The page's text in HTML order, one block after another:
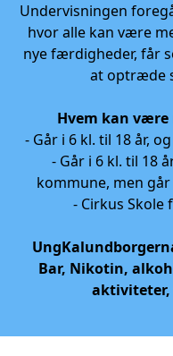
Undervisningen
hvor alle kan være
nye færdigheder, får
at optræde
Hvem kan være
- Går i 6 kl. til 18 år,
- Går i 6 kl. til 18
kommune, men
- Cirkus Skole
UngKalundborger
Bar, Nikotin,